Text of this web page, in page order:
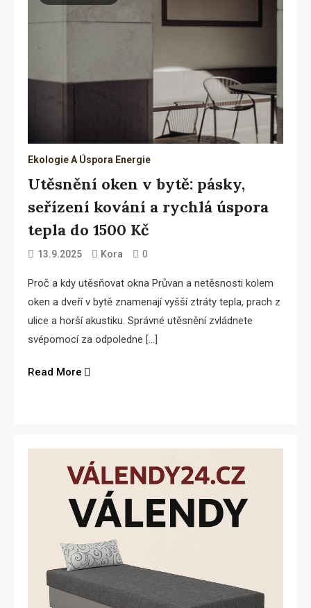
Ekologie A Úspora Energie
Utěsnění oken v bytě: pásky,
seřízení kování a rychlá úspora
tepla do 1500 Kč
13.9.2025 Kora 0
Proč a kdy utěsňovat okna Průvan a netěsnosti kolem
oken a dveří v bytě znamenají vyšší ztráty tepla, prach z
ulice a horší akustiku. Správné utěsnění zvládnete
svépomocí za odpoledne […]
Read More